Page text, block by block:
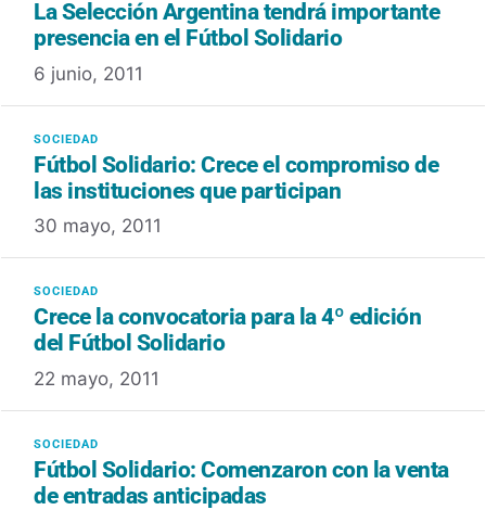
La Selección Argentina tendrá importante
presencia en el Fútbol Solidario
6 junio, 2011
Fútbol Solidario: Crece el compromiso de
las instituciones que participan
30 mayo, 2011
Crece la convocatoria para la 4º edición
del Fútbol Solidario
22 mayo, 2011
Fútbol Solidario: Comenzaron con la venta
de entradas anticipadas